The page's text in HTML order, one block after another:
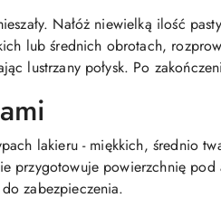
Nałóż niewielką ilość
lub średnich obrotach,
lustrzany połysk. Po
lakieru - miękkich, średnio
przygotowuje powierzchnię
zabezpieczenia.